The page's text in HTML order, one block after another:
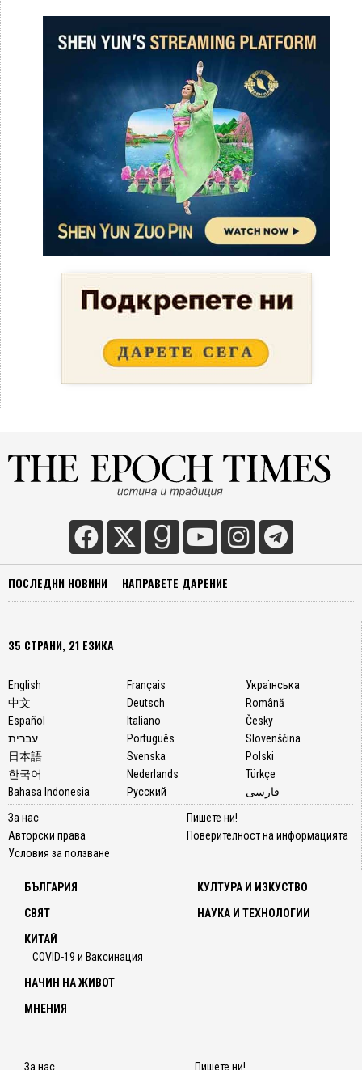
ПОСЛЕДНИ НОВИНИ НАПРАВЕТЕ ДАРЕНИЕ
35 СТРАНИ, 21 ЕЗИКА
English
中文
Español
עברית
日本語
한국어
Bahasa Indonesia
Français
Deutsch
Italiano
Português
Svenska
Nederlands
Русский
Українська
Română
Česky
Slovenščina
Polski
Türkçe
فارسی
За нас
Авторски права
Условия за ползване
Пишете ни!
Поверителност на информацията
БЪЛГАРИЯ
СВЯТ
КИТАЙ
COVID-19 и Ваксинация
КУЛТУРА И ИЗКУСТВО
НАУКА И ТЕХНОЛОГИИ
НАЧИН НА ЖИВОТ
МНЕНИЯ
За нас Пишете ни!